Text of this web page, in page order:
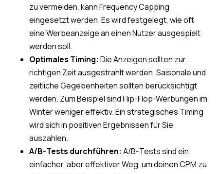
zu vermeiden, kann Frequency Capping
eingesetzt werden. Es wird festgelegt, wie oft
eine Werbeanzeige an einen Nutzer ausgespielt
werden soll.
Optimales Timing: Die Anzeigen sollten zur
richtigen Zeit ausgestrahlt werden. Saisonale und
zeitliche Gegebenheiten sollten berücksichtigt
werden. Zum Beispiel sind Flip-Flop-Werbungen im
Winter weniger effektiv. Ein strategisches Timing
wird sich in positiven Ergebnissen für Sie
auszahlen.
A/B-Tests durchführen: A/B-Tests sind ein
einfacher, aber effektiver Weg, um deinen CPM zu